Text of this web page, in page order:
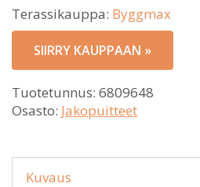
Terassikauppa: Byggmax
SIIRRY KAUPPAAN »
Tuotetunnus: 6809648
Osasto: Jakopuitteet
Kuvaus